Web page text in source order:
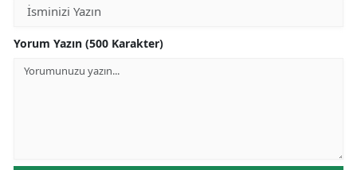
Yorum Yazın (500 Karakter)